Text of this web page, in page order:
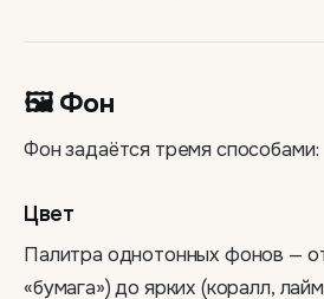
🖼 Фон
Фон задаётся тремя способами:
Цвет
Палитра однотонных фонов —
«бумага») до ярких (коралл,